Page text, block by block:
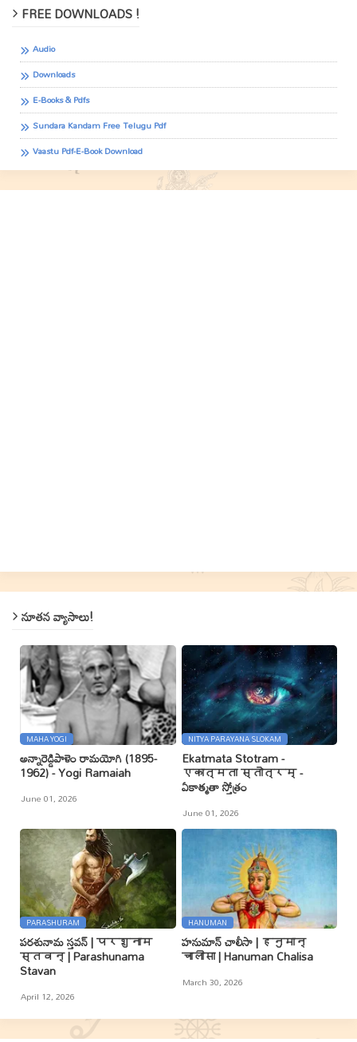
FREE DOWNLOADS !
Audio
Downloads
E-Books & Pdfs
Sundara Kandam Free Telugu Pdf
Vaastu Pdf-E-Book Download
నూతన వ్యాసాలు!
MAHA YOGI
అన్నారెడ్డిపాళెం రామయోగి (1895-
1962) - Yogi Ramaiah
June 01, 2026
NITYA PARAYANA SLOKAM
Ekatmata Stotram -
एकात्मता स्तोत्रम् -
ఏకాత్మతా స్తోత్రం
June 01, 2026
PARASHURAM
పరశునామ స్తవన్ | परशुनाम
स्तवन् | Parashunama
Stavan
April 12, 2026
HANUMAN
హనుమాన్ చాలీసా | हनुमान्
चालीसा | Hanuman Chalisa
March 30, 2026